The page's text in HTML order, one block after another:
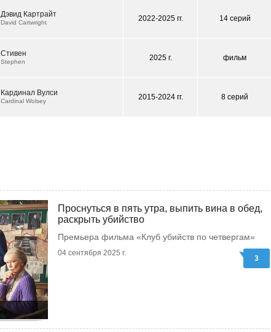
Дэвид Картрайт
David Cartwright 2022-2025 гг. 14 серий
Стивен
Stephen 2025 г. фильм
Кардинал Вулси
Cardinal Wolsey 2015-2024 гг. 8 серий
Проснуться в пять утра, выпить вина в обед,
раскрыть убийство
Премьера фильма «Клуб убийств по четвергам»
04 сентября 2025 г.
3